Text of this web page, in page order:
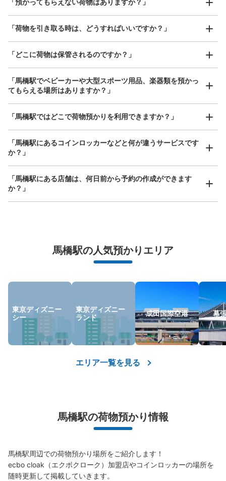
保管できる荷物数
大:2/ ¥700中:3/ ¥500小:5/ ¥400
支払い方法
現金
荷物の破損、盗難等万が一に備えた保証も完備で安心
「預かってもらえない荷物はありますか？」
「荷物を引き取る時は、どうすればいいですか？」
「どこに荷物は保管されるのですか？」
「馬橋駅でベビーカーや大型スポーツ用品、楽器類を預かっ
てもらえる場所はありますか？」
「馬橋駅ではどこで荷物預かりを利用できますか？」
「馬橋駅にあるコインロッカーなどと何が違うサービスです
か？」
「馬橋駅にある店舗は、何日前から予約の作成ができます
か？」
馬橋駅の人気預かりエリア
東京ディズニー
シー
東京ディズニー
ランド
成田国際空港 幕
エリア一覧を見る
馬橋駅の荷物預かり情報
馬橋駅周辺での荷物預かり場所をご紹介します！
ecbo cloak（エクボクローク）加盟店やコインロッカーの場所を
随時更新して掲載していきます。